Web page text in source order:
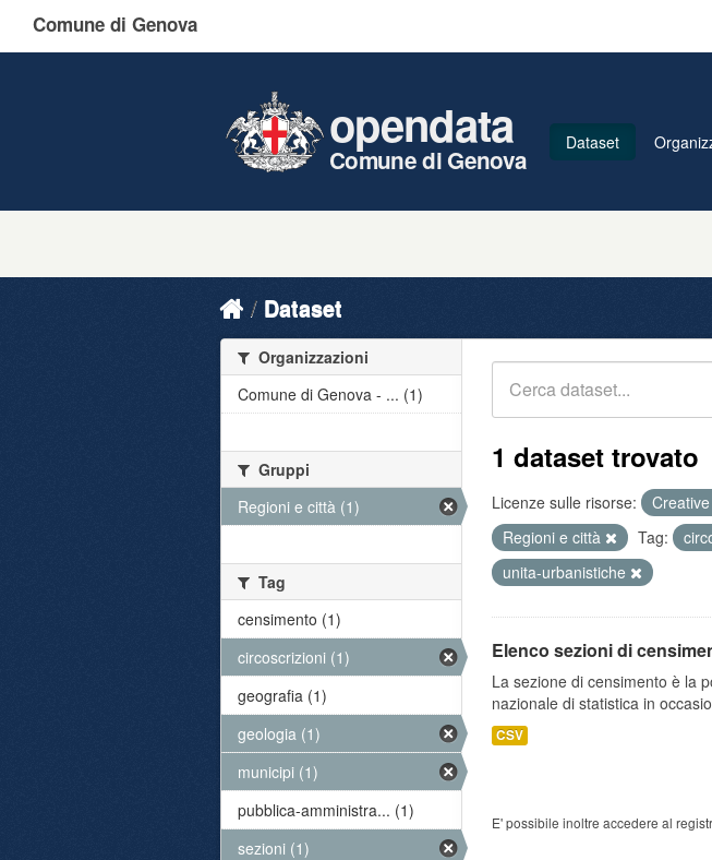
Comune di Genova
opendata
Comune di Genova
Dataset
Dataset
1 dataset trovato
Licenze sulle risorse:
Regioni e città
Tag:
unita-urbanistiche
Elenco sezioni di
La sezione di censimento è la
nazionale di statistica in
CSV
E' possibile inoltre accedere al
Organizzazioni
Comune di Genova - ... (1)
Gruppi
Regioni e città (1)
Tag
censimento (1)
circoscrizioni (1)
geografia (1)
geologia (1)
municipi (1)
pubblica-amministra... (1)
sezioni (1)